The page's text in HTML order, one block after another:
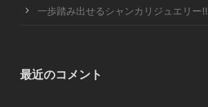
一歩踏み出せるシャンカリジュエリー!!
最近のコメント